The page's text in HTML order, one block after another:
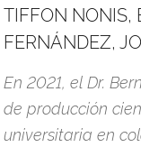
TIFFON NONIS,
FERNÁNDEZ,
En 2021, el Dr.
de producción
universitaria en